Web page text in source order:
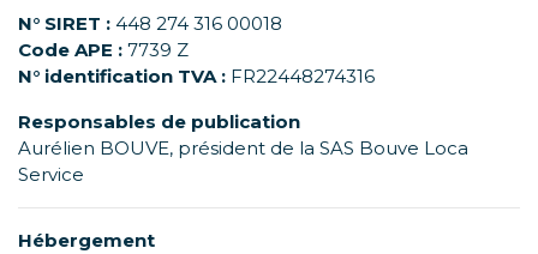
N° SIRET : 448 274 316 00018
Code APE : 7739 Z
N° identification TVA : FR22448274316
Responsables de publication
Aurélien BOUVE, président de la SAS Bouve Loca
Service
Hébergement